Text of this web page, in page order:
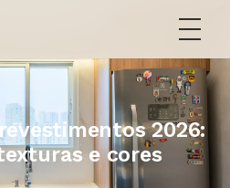
2026:
e cores